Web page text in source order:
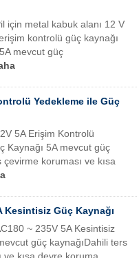
için metal kabuk alanı 12 V
kontrolü güç kaynağı
mevcut güç
Yedekleme ile Güç
5A Erişim Kontrolü
Kaynağı 5A mevcut güç
çevirme koruması ve kısa
Kesintisiz Güç Kaynağı
~ 235V 5A Kesintisiz
güç kaynağıDahili ters